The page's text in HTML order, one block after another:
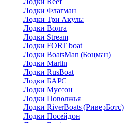
Лодки Reef
Лодки Флагман
Лодки Три Акулы
Лодки Волга
Лодки Stream
Лодки FORT boat
Лодки BoatsMan (Боцман)
Лодки Marlin
Лодки RusBoat
Лодки БАРС
Лодки Муссон
Лодки Поволжья
Лодки RiverBoats (РиверБотс)
Лодки Посейдон